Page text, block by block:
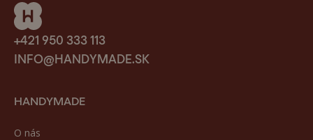
+421 950 333 113
INFO@HANDYMADE.SK
HANDYMADE
O nás